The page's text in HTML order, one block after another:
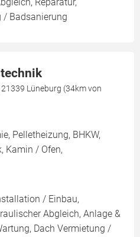
Reparatur,
/ Badsanierung
Lüneburg (34km von
Pelletheizung, BHKW,
Kamin / Ofen,
/ Einbau,
Abgleich, Anlage &
Dach Vermietung /